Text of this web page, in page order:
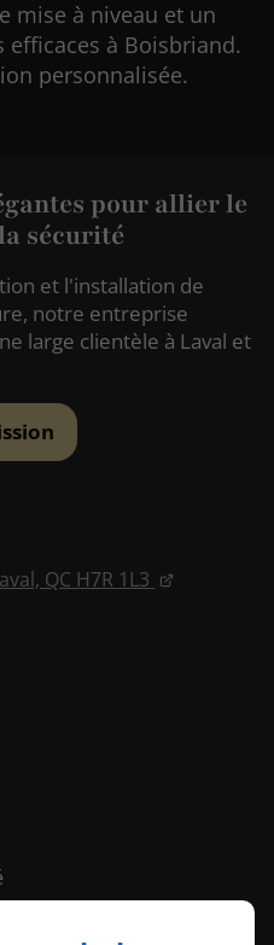
mise à niveau et un
à Boisbriand.
personnalisée.
QC H7R 1L3
pour allier le
sécurité
et l'installation de
notre entreprise
large clientèle à Laval et